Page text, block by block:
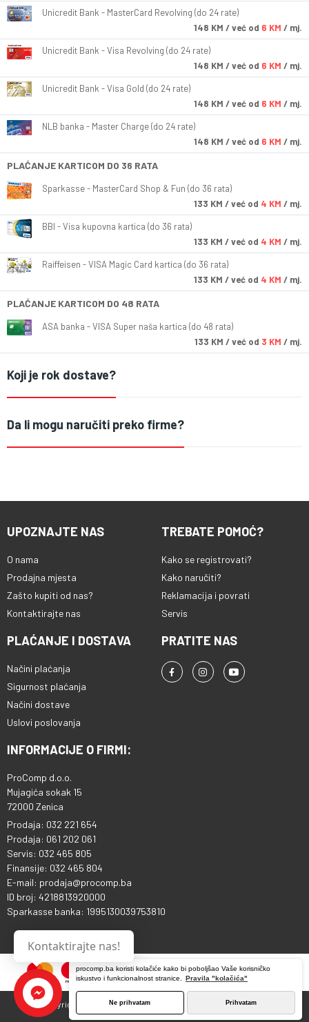
procomp.ba koristi kolačiće kako bi poboljšao Vaše korisničko
iskustvo i funkcionalnost stranice.
Pravila "kolačića"
Ne prihvatam Prihvatam
Unicredit Bank - MasterCard Revolving (do 24 rate)
148 KM / već od 6 KM / mj.
Unicredit Bank - Visa Revolving (do 24 rate)
148 KM / već od 6 KM / mj.
Unicredit Bank - Visa Gold (do 24 rate)
148 KM / već od 6 KM / mj.
NLB banka - Master Charge (do 24 rate)
148 KM / već od 6 KM / mj.
PLAĆANJE KARTICOM DO 36 RATA
Sparkasse - MasterCard Shop & Fun (do 36 rata)
133 KM / već od 4 KM / mj.
BBI - Visa kupovna kartica (do 36 rata)
133 KM / već od 4 KM / mj.
Raiffeisen - VISA Magic Card kartica (do 36 rata)
133 KM / već od 4 KM / mj.
PLAĆANJE KARTICOM DO 48 RATA
ASA banka - VISA Super naša kartica (do 48 rata)
133 KM / već od 3 KM / mj.
Koji je rok dostave?
Da li mogu naručiti preko firme?
UPOZNAJTE NAS
O nama
Prodajna mjesta
Zašto kupiti od nas?
Kontaktirajte nas
TREBATE POMOĆ?
Kako se registrovati?
Kako naručiti?
Reklamacija i povrati
Servis
PLAĆANJE I DOSTAVA
Načini plaćanja
Sigurnost plaćanja
Načini dostave
Uslovi poslovanja
PRATITE NAS
INFORMACIJE O FIRMI:
ProComp d.o.o.
Mujagića sokak 15
72000 Zenica
Prodaja: 032 221 654
Prodaja: 061 202 061
Servis: 032 465 805
Finansije: 032 465 804
E-mail: prodaja@procomp.ba
ID broj: 4218813920000
Sparkasse banka: 1995130039753810
Copyright © 2013 - 2026 ProComp d.o.o. Sva prava pridržana.
Kontaktirajte nas!